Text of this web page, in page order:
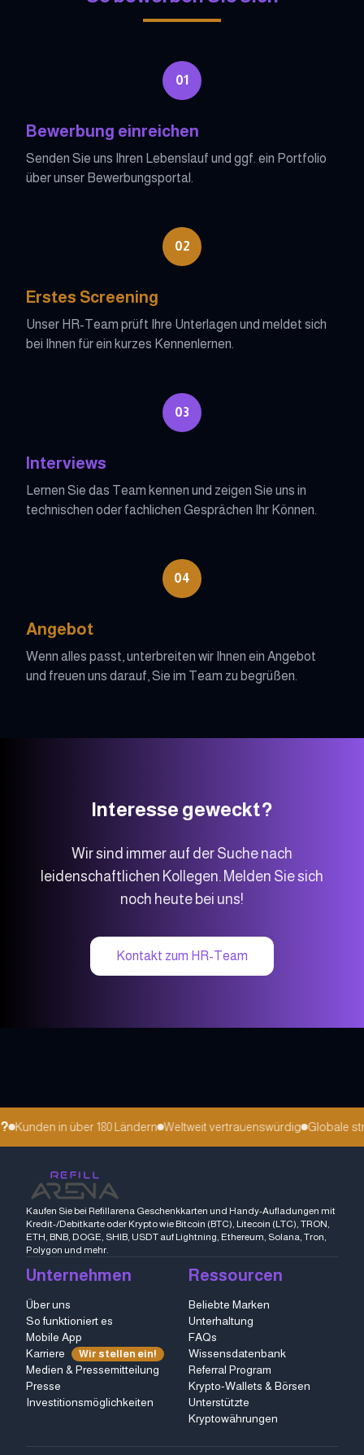
Bewerbung einreichen
Senden Sie uns Ihren Lebenslauf und ggf. ein Portfolio
über unser Bewerbungsportal.
01
02
Erstes Screening
Unser HR-Team prüft Ihre Unterlagen und meldet sich
bei Ihnen für ein kurzes Kennenlernen.
Interviews
Lernen Sie das Team kennen und zeigen Sie uns in
technischen oder fachlichen Gesprächen Ihr Können.
03
04
Angebot
Wenn alles passt, unterbreiten wir Ihnen ein Angebot
und freuen uns darauf, Sie im Team zu begrüßen.
Interesse geweckt?
Wir sind immer auf der Suche nach
leidenschaftlichen Kollegen. Melden Sie sich
noch heute bei uns!
Kontakt zum HR-Team
in über 180 Ländern Weltweit vertrauenswürdig Globale
Kaufen Sie bei Refillarena Geschenkkarten und Handy-Aufladungen mit
Kredit-/Debitkarte oder Krypto wie Bitcoin (BTC), Litecoin (LTC), TRON,
ETH, BNB, DOGE, SHIB, USDT auf Lightning, Ethereum, Solana, Tron,
Polygon und mehr.
Unternehmen
Über uns
So funktioniert es
Mobile App
Karriere
Wir stellen ein!
Medien & Pressemitteilung
Presse
Investitionsmöglichkeiten
Ressourcen
Beliebte Marken
Unterhaltung
FAQs
Wissensdatenbank
Referral Program
Krypto-Wallets & Börsen
Unterstützte
Kryptowährungen